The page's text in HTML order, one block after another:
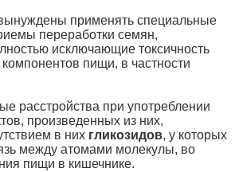
применять специальные
переработки семян,
исключающие токсичность
пищи, в частности
расстройства при употреблении
произведенных из них,
в них гликозидов, у которых
между атомами молекулы, во
пищи в кишечнике.